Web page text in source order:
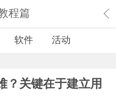
程篇
软件 活动
？关键在于建立用